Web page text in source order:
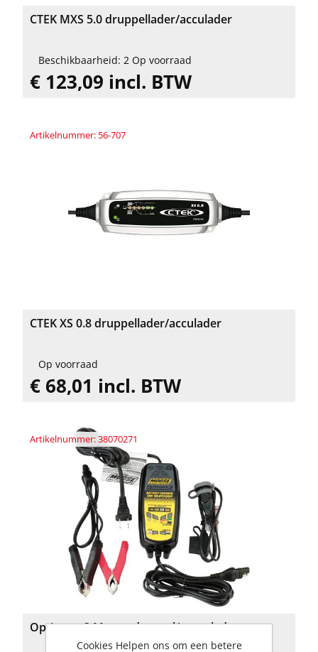
CTEK MXS 5.0 druppellader/acculader
Beschikbaarheid: 2 Op voorraad
€ 123,09 incl. BTW
Artikelnummer: 56-707
CTEK XS 0.8 druppellader/acculader
Op voorraad
€ 68,01 incl. BTW
Artikelnummer: 38070271
Optimate 3 Moose druppel/accu- lader
Cookies Helpen ons om een betere